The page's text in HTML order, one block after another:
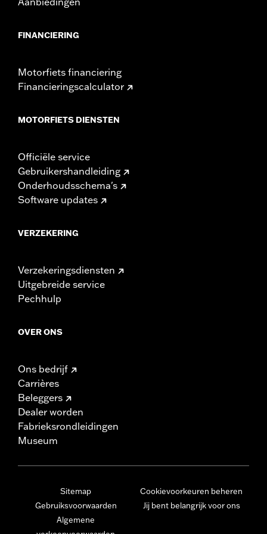
FINANCIERING
Motorfiets financiering
Financieringscalculator
MOTORFIETS DIENSTEN
Officiële service
Gebruikershandleiding
Onderhoudsschema's
Software updates
VERZEKERING
Verzekeringsdiensten
Uitgebreide service
Pechhulp
OVER ONS
Ons bedrijf
Carrières
Beleggers
Dealer worden
Fabrieksrondleidingen
Museum
Sitemap
Gebruiksvoorwaarden
Algemene
Cookievoorkeuren beheren
Jij bent belangrijk voor ons